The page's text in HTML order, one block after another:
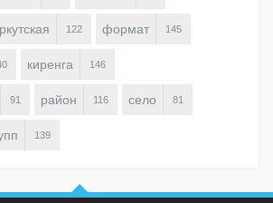
122 формат 145
киренга 146
91 район 116 село 81
139